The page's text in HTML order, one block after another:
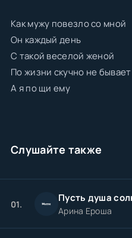
Как мужу повезло со мной
Он каждый день
С такой веселой женой
По жизни скучно не бывает
А я по щи ему
Слушайте также
01. Пусть душа
Арина Ероша